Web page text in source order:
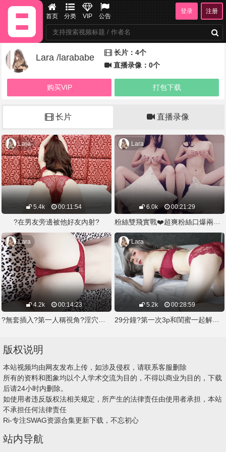
首页 分类 VIP 公告
登录 注册
Lara /larababe
长片：4个
直播录像：0个
购买VIP 打包下载
长片 直播录像
5.4k 00:11:54
Lara
?在男友旁邊被他好友內射?
6.0k 00:21:29
Lara
4.2k 00:14:23
Lara
5.2k 00:28:59
Lara
版权说明
本站视频均由网友发布上传，如涉及侵权，请联系客服删除
所有的资料和图象均以个人学术交流为目的，不得以商业为目的，下载
后请24小时内删除。
如使用者违反版权法相关规定，所产生的法律责任由使用者承担，本站
不承担任何法律责任
Ri-专注SWAG资源合集更新下载，不忘初心
站内导航